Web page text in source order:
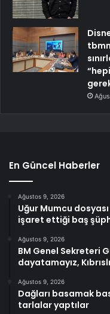
En Güncel Haberler
Ağustos 9, 2026
Uğur Mumcu
işaret ettiği baş
Ağustos 9, 2026
BM Genel Sekreteri
dayatamayız,
Ağustos 9, 2026
Dağları basamak
tarlalar yaptılar